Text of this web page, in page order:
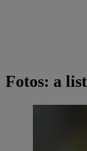
Fotos: a